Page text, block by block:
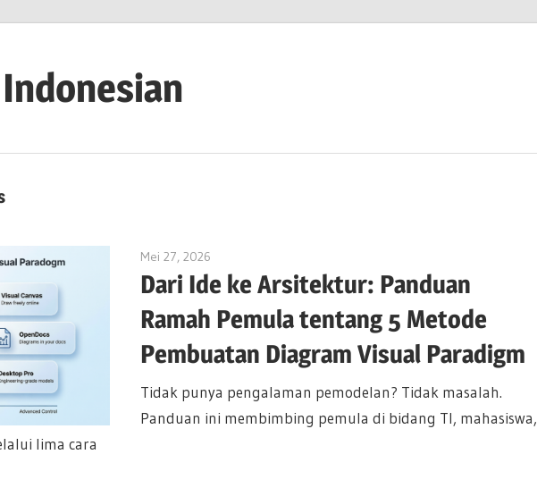
Mei 27, 2026
Dari Ide ke Arsitektur: Panduan
Ramah Pemula tentang 5 Metode
Pembuatan Diagram Visual Paradigm
Tidak punya pengalaman pemodelan? Tidak masalah.
Panduan ini membimbing pemula di bidang TI, mahasiswa,
lima cara